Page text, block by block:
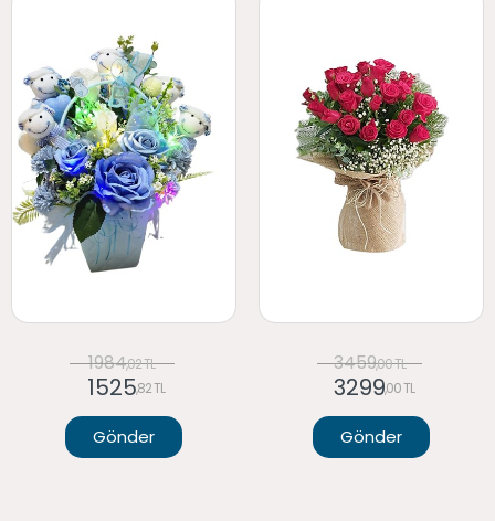
1984,02 TL
1525,82 TL
Gönder
3459,00 TL
3299,00 TL
Gönder